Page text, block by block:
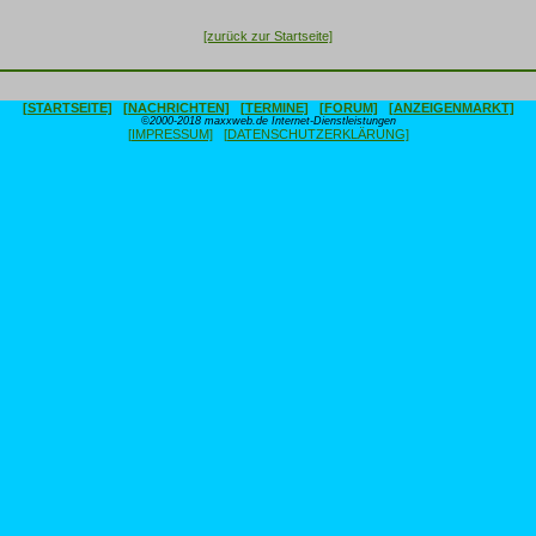
[zurück zur Startseite]
[STARTSEITE] [NACHRICHTEN] [TERMINE] [FORUM] [ANZEIGENMARKT]
©2000-2018 maxxweb.de Internet-Dienstleistungen
[IMPRESSUM] [DATENSCHUTZERKLÄRUNG]